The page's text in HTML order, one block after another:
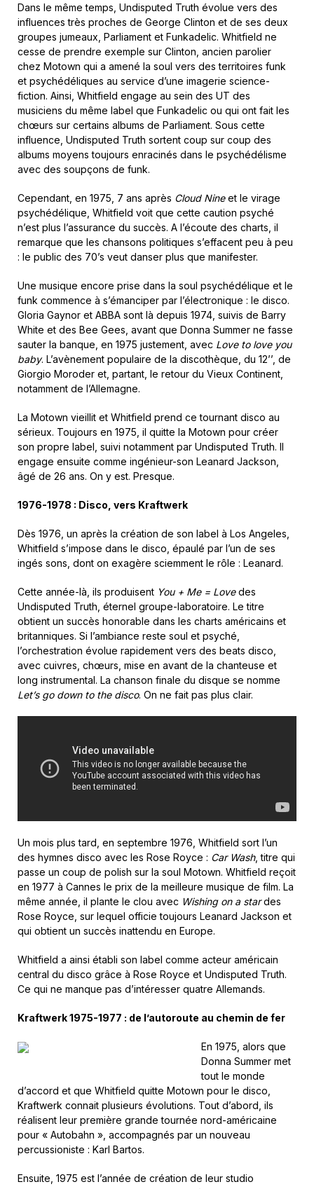
Dans le même temps, Undisputed Truth évolue vers des
influences très proches de George Clinton et de ses deux
groupes jumeaux, Parliament et Funkadelic. Whitfield ne
cesse de prendre exemple sur Clinton, ancien parolier
chez Motown qui a amené la soul vers des territoires funk
et psychédéliques au service d’une imagerie science-
fiction. Ainsi, Whitfield engage au sein des UT des
musiciens du même label que Funkadelic ou qui ont fait les
chœurs sur certains albums de Parliament. Sous cette
influence, Undisputed Truth sortent coup sur coup des
albums moyens toujours enracinés dans le psychédélisme
avec des soupçons de funk.
Cependant, en 1975, 7 ans après Cloud Nineet le virage
psychédélique, Whitfield voit que cette caution psyché
n’est plus l’assurance du succès. A l’écoute des charts, il
remarque que les chansons politiques s’effacent peu à peu
: le public des 70’s veut danser plus que manifester.
Une musique encore prise dans la soul psychédélique et le
funk commence à s’émanciper par l’électronique : le disco.
Gloria Gaynor et ABBA sont là depuis 1974, suivis de Barry
White et des Bee Gees, avant que Donna Summer ne fasse
sauter la banque, en 1975 justement, avec Love to love you
baby. L’avènement populaire de la discothèque, du 12’’, de
Giorgio Moroder et, partant, le retour du Vieux Continent,
notamment de l’Allemagne.
La Motown vieillit et Whitfield prend ce tournant disco au
sérieux. Toujours en 1975, il quitte la Motown pour créer
son propre label, suivi notamment par Undisputed Truth. Il
engage ensuite comme ingénieur-son Leanard Jackson,
âgé de 26 ans. On y est. Presque.
1976-1978 : Disco, vers Kraftwerk
Dès 1976, un après la création de son label à Los Angeles,
Whitfield s’impose dans le disco, épaulé par l’un de ses
ingés sons, dont on exagère sciemment le rôle : Leanard.
Cette année-là, ils produisent You + Me = Lovedes
Undisputed Truth, éternel groupe-laboratoire. Le titre
obtient un succès honorable dans les charts américains et
britanniques. Si l’ambiance reste soul et psyché,
l’orchestration évolue rapidement vers des beats disco,
avec cuivres, chœurs, mise en avant de la chanteuse et
long instrumental. La chanson finale du disque se nomme
Let’s go down to the disco. On ne fait pas plus clair.
Un mois plus tard, en septembre 1976, Whitfield sort l’un
des hymnes disco avec les Rose Royce : Car Wash, titre qui
passe un coup de polish sur la soul Motown. Whitfield reçoit
en 1977 à Cannes le prix de la meilleure musique de film. La
même année, il plante le clou avec Wishing on a stardes
Rose Royce, sur lequel officie toujours Leanard Jackson et
qui obtient un succès inattendu en Europe.
Whitfield a ainsi établi son label comme acteur américain
central du disco grâce à Rose Royce et Undisputed Truth.
Ce qui ne manque pas d’intéresser quatre Allemands.
Kraftwerk 1975-1977 : de l’autoroute au chemin de fer
En 1975, alors que
Donna Summer met
tout le monde
d’accord et que Whitfield quitte Motown pour le disco,
Kraftwerk connait plusieurs évolutions. Tout d’abord, ils
réalisent leur première grande tournée nord-américaine
pour « Autobahn », accompagnés par un nouveau
percussioniste : Karl Bartos.
Ensuite, 1975 est l’année de création de leur studio